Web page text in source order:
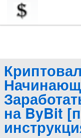
на ByBit